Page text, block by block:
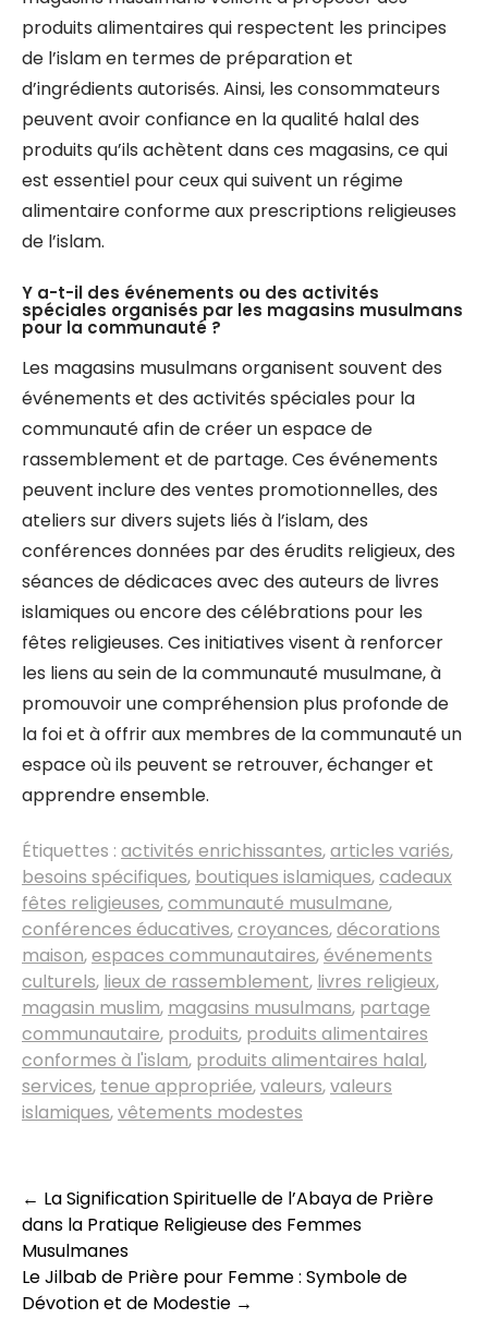
produits alimentaires qui respectent les principes
de l’islam en termes de préparation et
d’ingrédients autorisés. Ainsi, les consommateurs
peuvent avoir confiance en la qualité halal des
produits qu’ils achètent dans ces magasins, ce qui
est essentiel pour ceux qui suivent un régime
alimentaire conforme aux prescriptions religieuses
de l’islam.
Y a-t-il des événements ou des activités
spéciales organisés par les magasins musulmans
pour la communauté ?
Les magasins musulmans organisent souvent des
événements et des activités spéciales pour la
communauté afin de créer un espace de
rassemblement et de partage. Ces événements
peuvent inclure des ventes promotionnelles, des
ateliers sur divers sujets liés à l’islam, des
conférences données par des érudits religieux, des
séances de dédicaces avec des auteurs de livres
islamiques ou encore des célébrations pour les
fêtes religieuses. Ces initiatives visent à renforcer
les liens au sein de la communauté musulmane, à
promouvoir une compréhension plus profonde de
la foi et à offrir aux membres de la communauté un
espace où ils peuvent se retrouver, échanger et
apprendre ensemble.
Étiquettes : activités enrichissantes,articles variés,
besoins spécifiques, boutiques islamiques,cadeaux
fêtes religieuses,communauté musulmane,
conférences éducatives,croyances,décorations
maison,espaces communautaires,événements
culturels, lieux de rassemblement, livres religieux,
magasin muslim, magasins musulmans, partage
communautaire, produits, produits alimentaires
conformes à l'islam, produits alimentaires halal,
services, tenue appropriée,valeurs,valeurs
islamiques,vêtements modestes
Navigation
des
articles
← La Signification Spirituelle de l’Abaya de Prière
dans la Pratique Religieuse des Femmes
Musulmanes
Le Jilbab de Prière pour Femme : Symbole de
Dévotion et de Modestie →